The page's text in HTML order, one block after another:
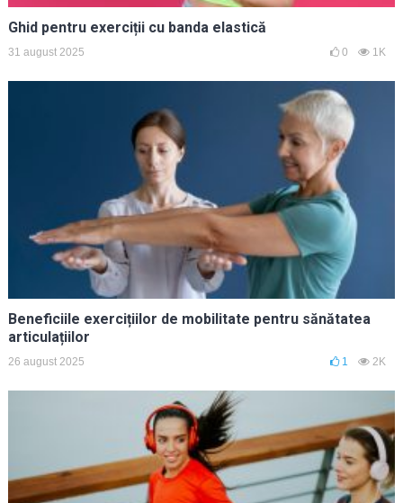
Ghid pentru exerciții cu banda elastică
31 august 2025 0 1K
Beneficiile exercițiilor de mobilitate pentru sănătatea
articulațiilor
26 august 2025 1 2K